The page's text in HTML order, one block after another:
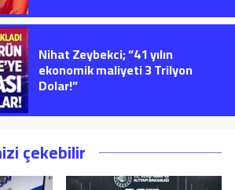
Nihat Zeybekci; “41 yılın
ekonomik maliyeti 3 Trilyon
Dolar!”
çekebilir